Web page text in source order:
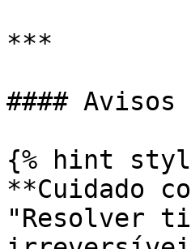
***
#### Avisos
{% hint
**Cuidado
"Resolver